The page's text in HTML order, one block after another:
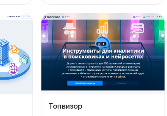
Топвизор